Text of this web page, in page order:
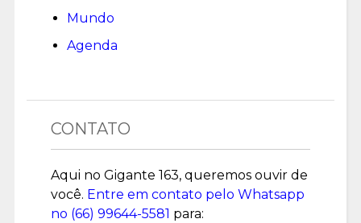
Mundo
Agenda
CONTATO
Aqui no Gigante 163, queremos ouvir de
você. Entre em contato pelo Whatsapp
no (66) 99644-5581 para: